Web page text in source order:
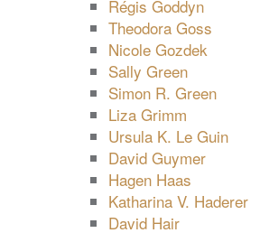
Régis Goddyn
Theodora Goss
Nicole Gozdek
Sally Green
Simon R. Green
Liza Grimm
Ursula K. Le Guin
David Guymer
Hagen Haas
Katharina V. Haderer
David Hair